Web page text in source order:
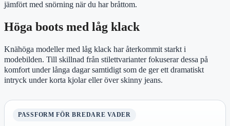
jämfört med snörning när du har bråttom.
Höga boots med låg klack
Knähöga modeller med låg klack har återkommit starkt i
modebilden. Till skillnad från stilettvarianter fokuserar dessa på
komfort under långa dagar samtidigt som de ger ett dramatiskt
intryck under korta kjolar eller över skinny jeans.
PASSFORM FÖR BREDARE VADER